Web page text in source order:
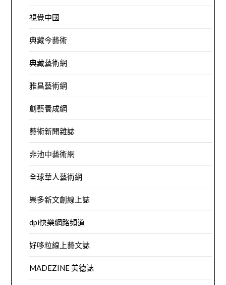
視覺中國
典藏今藝術
典藏藝術網
雅昌藝術網
創藝養成網
藝術新聞雜誌
非池中藝術網
全球華人藝術網
樂多新文創線上誌
dpi快樂網路頻道
好哆粒線上藝文誌
MADEZINE 美德誌